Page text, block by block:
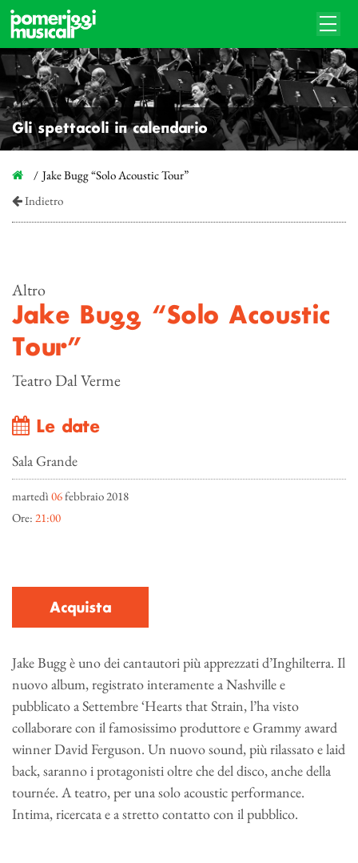
Gli spettacoli in calendario
Jake Bugg “Solo Acoustic Tour”
Indietro
Altro
Jake Bugg “Solo Acoustic
Tour”
Teatro Dal Verme
Le date
Sala Grande
martedì 06febbraio 2018
Ore: 21:00
Acquista
Jake Bugg è uno dei cantautori più apprezzati d’Inghilterra. Il
nuovo album, registrato interamente a Nashville e
pubblicato a Settembre ‘Hearts that Strain, l’ha visto
collaborare con il famosissimo produttore e Grammy award
winner David Ferguson. Un nuovo sound, più rilassato e laid
back, saranno i protagonisti oltre che del disco, anche della
tournée. A teatro, per una solo acoustic performance.
Intima, ricercata e a stretto contatto con il pubblico.